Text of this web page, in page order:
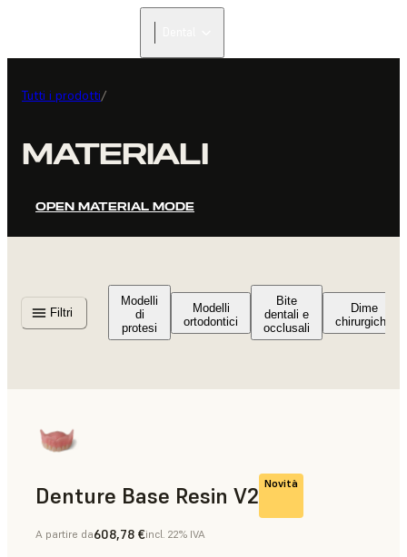
Tutti i prodotti/
MATERIALI
OPEN MATERIAL MODE
Filtri
Modelli
di
protesi
Modelli
ortodontici
Bite
dentali e
occlusali
Dime
chirurgiche
Denture Base Resin V2 Novità
Protesi dentali complete
A partire da608,78 €incl. 22% IVA